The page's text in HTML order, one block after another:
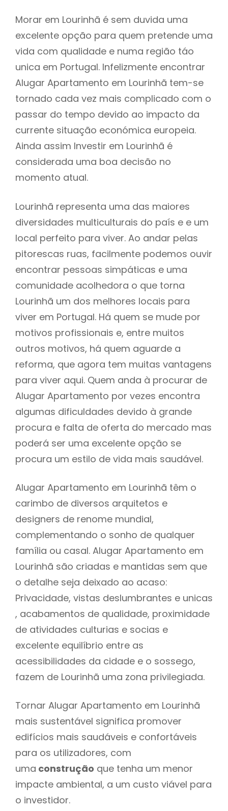
Morar em Lourinhã é sem duvida uma
excelente opção para quem pretende uma
vida com qualidade e numa região táo
unica em Portugal. Infelizmente encontrar
Alugar Apartamento em Lourinhã tem-se
tornado cada vez mais complicado com o
passar do tempo devido ao impacto da
currente situação económica europeia.
Ainda assim Investir em Lourinhã é
considerada uma boa decisão no
momento atual.
Lourinhã representa uma das maiores
diversidades multiculturais do país e e um
local perfeito para viver. Ao andar pelas
pitorescas ruas, facilmente podemos ouvir
encontrar pessoas simpáticas e uma
comunidade acolhedora o que torna
Lourinhã um dos melhores locais para
viver em Portugal. Há quem se mude por
motivos profissionais e, entre muitos
outros motivos, há quem aguarde a
reforma, que agora tem muitas vantagens
para viver aqui. Quem anda à procurar de
Alugar Apartamento por vezes encontra
algumas dificuldades devido à grande
procura e falta de oferta do mercado mas
poderá ser uma excelente opção se
procura um estilo de vida mais saudável.
Alugar Apartamento em Lourinhã têm o
carimbo de diversos arquitetos e
designers de renome mundial,
complementando o sonho de qualquer
família ou casal. Alugar Apartamento em
Lourinhã são criadas e mantidas sem que
o detalhe seja deixado ao acaso:
Privacidade, vistas deslumbrantes e unicas
, acabamentos de qualidade, proximidade
de atividades culturias e socias e
excelente equilíbrio entre as
acessibilidades da cidade e o sossego,
fazem de Lourinhã uma zona privilegiada.
Tornar Alugar Apartamento em Lourinhã
mais sustentável significa promover
edifícios mais saudáveis e confortáveis
para os utilizadores, com
uma construção que tenha um menor
impacte ambiental, a um custo viável para
o investidor.